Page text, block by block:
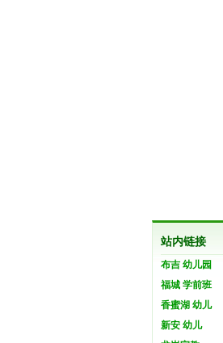
站内链接
布吉 幼儿园
福城 学前班
香蜜湖 幼儿
新安 幼儿